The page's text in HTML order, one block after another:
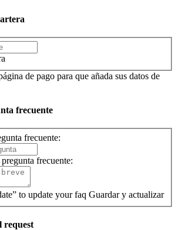
de pago para que añada sus datos de
frecuente
frecuente:
frecuente:
to update your faq Guardar y actualizar
request